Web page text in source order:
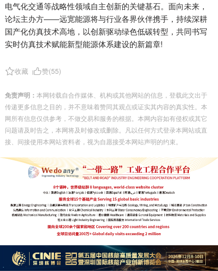
电气化交通等战略性领域自主创新的关键基石。面向未来，
论坛主办方——远宽能源将与行业各界伙伴携手，持续深耕
国产化仿真技术高地，以创新驱动绿色低碳转型，共同书写
实时仿真技术赋能新型能源体系建设的新篇章!
收藏 赞(55)
免责声明： 本网转载自合作媒体、机构或其他网站的信息，登载此文出于
传递更多信息之目的，并不意味着赞同其观点或证实其内容的真实性。本
网所有信息仅供参考，不做交易和服务的根据。本网内容如有侵权或其它
问题请及时告之，本网将及时修改或删除。凡以任何方式登录本网站或直
接、间接使用本网站资料者，视为自愿接受本网站声明的约束。